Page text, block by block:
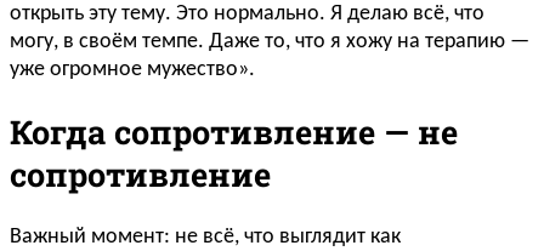
открыть эту тему. Это нормально. Я делаю всё, что
могу, в своём темпе. Даже то, что я хожу на терапию —
уже огромное мужество».
Когда сопротивление — не
сопротивление
Важный момент: не всё, что выглядит как